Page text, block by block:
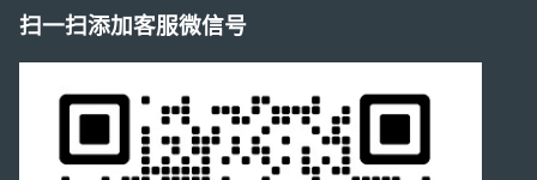
扫一扫添加客服微信号